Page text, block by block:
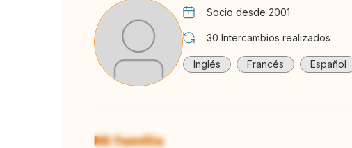
Socio desde 2001
30 Intercambios realizados
Inglés Francés Español
Mi familia